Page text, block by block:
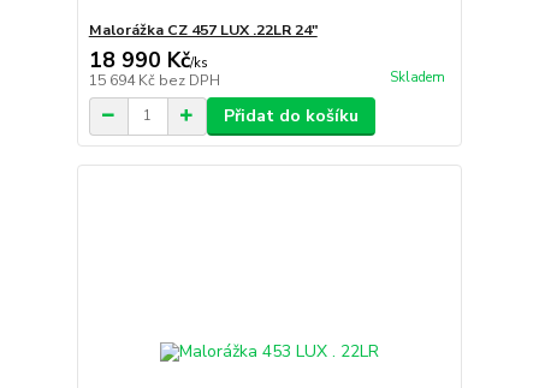
Malorážka CZ 457 LUX .22LR 24"
18 990 Kč/ks
15 694 Kč bez DPH Skladem
Přidat do košíku